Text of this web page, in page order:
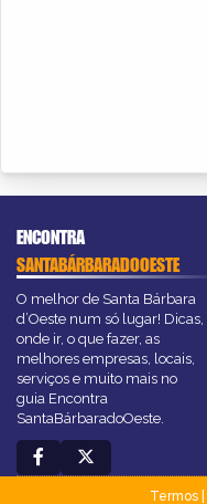
ENCONTRA
SANTABÁRBARADOOESTE
O melhor de Santa Bárbara
d’Oeste num só lugar! Dicas,
onde ir, o que fazer, as
melhores empresas, locais,
serviços e muito mais no
guia Encontra
SantaBárbaradoOeste.
Termos|